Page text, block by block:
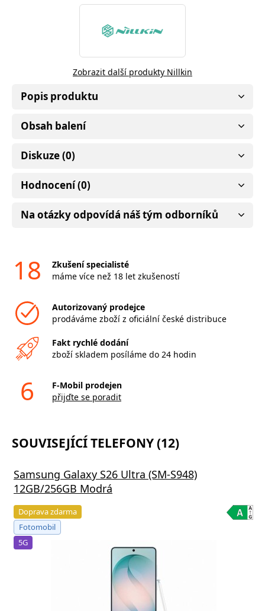
Zobrazit další produkty Nillkin
Popis produktu
Obsah balení
Diskuze (0)
Hodnocení (0)
Na otázky odpovídá náš tým odborníků
18
Zkušení specialisté
máme více než 18 let zkušeností
Autorizovaný prodejce
prodáváme zboží z oficiální české distribuce
Fakt rychlé dodání
zboží skladem posíláme do 24 hodin
6
F-Mobil prodejen
přijďte se poradit
SOUVISEJÍCÍ TELEFONY (12)
Samsung Galaxy S26 Ultra (SM-S948)
12GB/256GB Modrá
Doprava zdarma
Fotomobil
5G